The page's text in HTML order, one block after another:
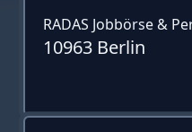
RADAS Jobbörse &
10963 Berlin